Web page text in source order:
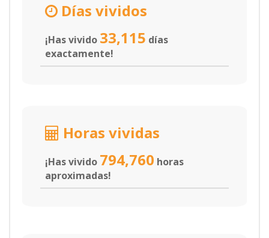
Días vividos
¡Has vivido 33,115 días
exactamente!
Horas vividas
¡Has vivido 794,760 horas
aproximadas!